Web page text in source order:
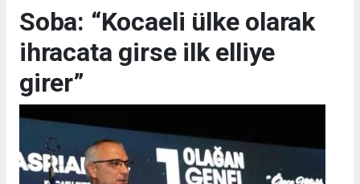
Soba: “Kocaeli ülke olarak
ihracata girse ilk elliye
girer”